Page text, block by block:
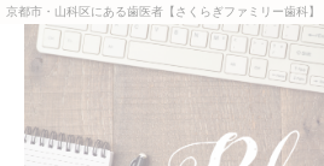
京都市・山科区にある歯医者【さくらぎファミリー歯科】